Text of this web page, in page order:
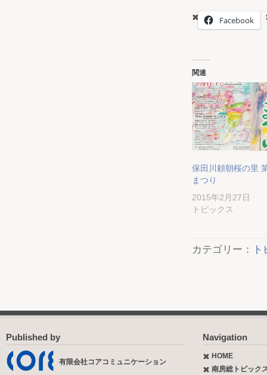
Facebook
関連
保田川頼朝桜の里
まつり
2015年2月27日
トピックス
カテゴリー：
Published by
有限会社コアコミュニケーション
Navigation
HOME
南房総トピック